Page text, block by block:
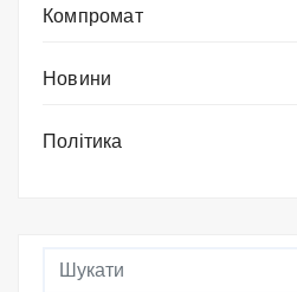
Компромат
Новини
Політика